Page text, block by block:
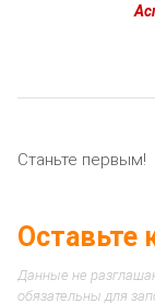
Станьте первым!
Оставьте
Данные не
обязательны для